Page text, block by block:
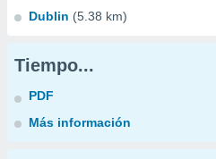
Dublin (5.38 km)
Tiempo...
PDF
Más información